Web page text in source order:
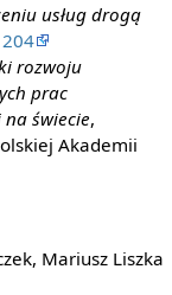
usług drogą
rozwoju
prac
świecie,
Akademii
Mariusz Liszka